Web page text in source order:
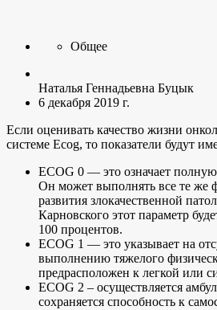
Общее
Наталья Геннадьевна Буцык
6 декабря 2019 г.
Если оценивать качество жизни
системе Еcog, то показатели будут
ECOG 0 — это означает
Он может выполнять все те же
развития злокачественной
Карновского этот параметр
100 процентов.
ECOG 1 — это указывает на
выполнению тяжелого
предрасположен к легкой или
ECOG 2 – осуществляется
сохраняется способность к